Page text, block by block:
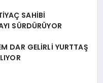
SAHİBİ
SÜRDÜRÜYOR
DAR GELİRLİ YURTTAŞ